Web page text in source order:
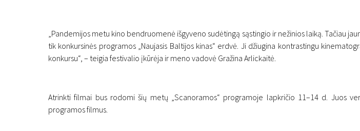
„Scanorama“ skelbia registraciją į
trumpametražių filmų programą
26 gegužės 2021
„Pandemijos metu kino bendruomenė išgyveno sudėtingą sąstingio ir nežinios laiką. Tačiau
tik konkursinės programos „Naujasis Baltijos kinas“ erdvė. Ji džiugina kontrastingu
konkursu“, – teigia festivalio įkūrėja ir meno vadovė Gražina Arlickaitė.
Atrinkti filmai bus rodomi šių metų „Scanoramos“ programoje lapkričio 11–14 d. Juos
programos filmus.